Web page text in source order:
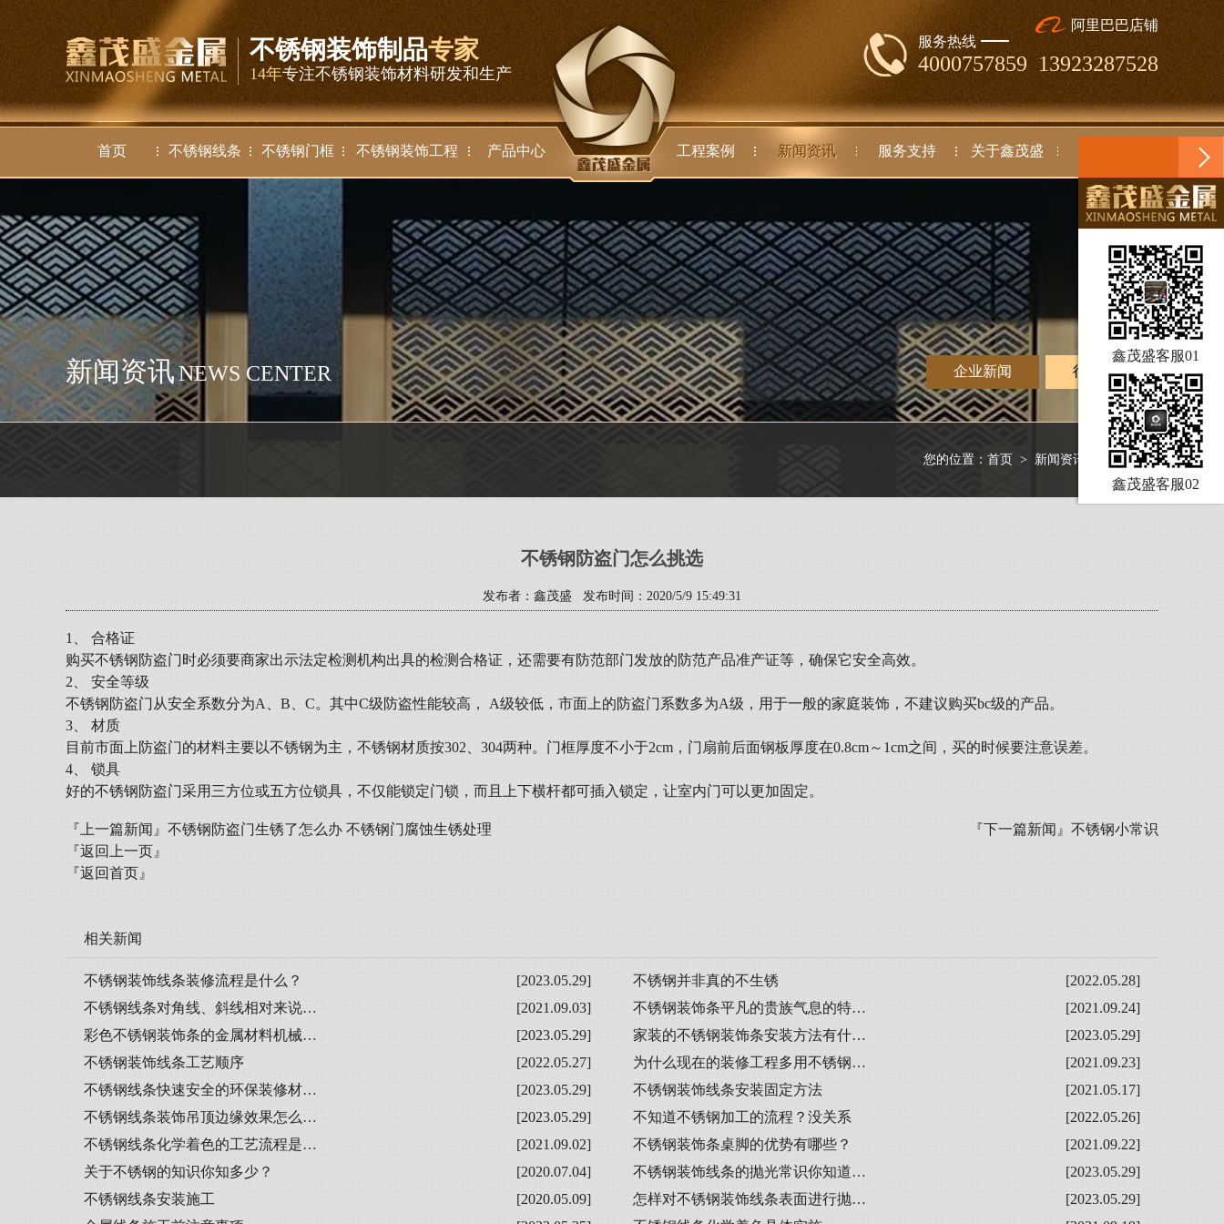
不锈钢装饰制品专家
14年专注不锈钢装饰材料研发和生产
服务热线
4000757859 13923287528
阿里巴巴店铺
首页 不锈钢线条 不锈钢门框 不锈钢装饰工程 产品中心 工程案例 新闻资讯 服务支持 关于鑫茂盛
新闻资讯NEWS CENTER 企业新闻 行业动态
您的位置： 首页 > 新闻资讯 行业资讯
不锈钢防盗门怎么挑选
发布者：鑫茂盛 发布时间：2020/5/9 15:49:31
1、 合格证
购买不锈钢防盗门时必须要商家出示法定检测机构出具的检测合格证，还需要有防范部门发放的防范产品准产证等，确保它安全高效。
2、 安全等级
不锈钢防盗门从安全系数分为A、B、C。其中C级防盗性能较高， A级较低，市面上的防盗门系数多为A级，用于一般的家庭装饰，不建议购买bc级的产品。
3、 材质
目前市面上防盗门的材料主要以不锈钢为主，不锈钢材质按302、304两种。门框厚度不小于2cm，门扇前后面钢板厚度在0.8cm～1cm之间，买的时候要注意误差。
4、 锁具
好的不锈钢防盗门采用三方位或五方位锁具，不仅能锁定门锁，而且上下横杆都可插入锁定，让室内门可以更加固定。
『上一篇新闻』 不锈钢防盗门生锈了怎么办 不锈钢门腐蚀生锈处理 『下一篇新闻』 不锈钢小常识
『返回上一页』
『返回首页』
相关新闻
[2023.05.29]
不锈钢装饰线条装修流程是什么？ [2022.05.28]
不锈钢并非真的不生锈
[2021.09.03]
不锈钢线条对角线、斜线相对来说… [2021.09.24]
不锈钢装饰条平凡的贵族气息的特…
[2023.05.29]
彩色不锈钢装饰条的金属材料机械… [2023.05.29]
家装的不锈钢装饰条安装方法有什…
[2022.05.27]
不锈钢装饰线条工艺顺序 [2021.09.23]
为什么现在的装修工程多用不锈钢…
[2023.05.29]
不锈钢线条快速安全的环保装修材… [2021.05.17]
不锈钢装饰线条安装固定方法
[2023.05.29]
不锈钢线条装饰吊顶边缘效果怎么… [2022.05.26]
不知道不锈钢加工的流程？没关系
[2021.09.02]
不锈钢线条化学着色的工艺流程是… [2021.09.22]
不锈钢装饰条桌脚的优势有哪些？
[2020.07.04]
关于不锈钢的知识你知多少？ [2023.05.29]
不锈钢装饰线条的抛光常识你知道…
[2020.05.09]
不锈钢线条安装施工 [2023.05.29]
怎样对不锈钢装饰线条表面进行抛…
鑫茂盛客服01
鑫茂盛客服02